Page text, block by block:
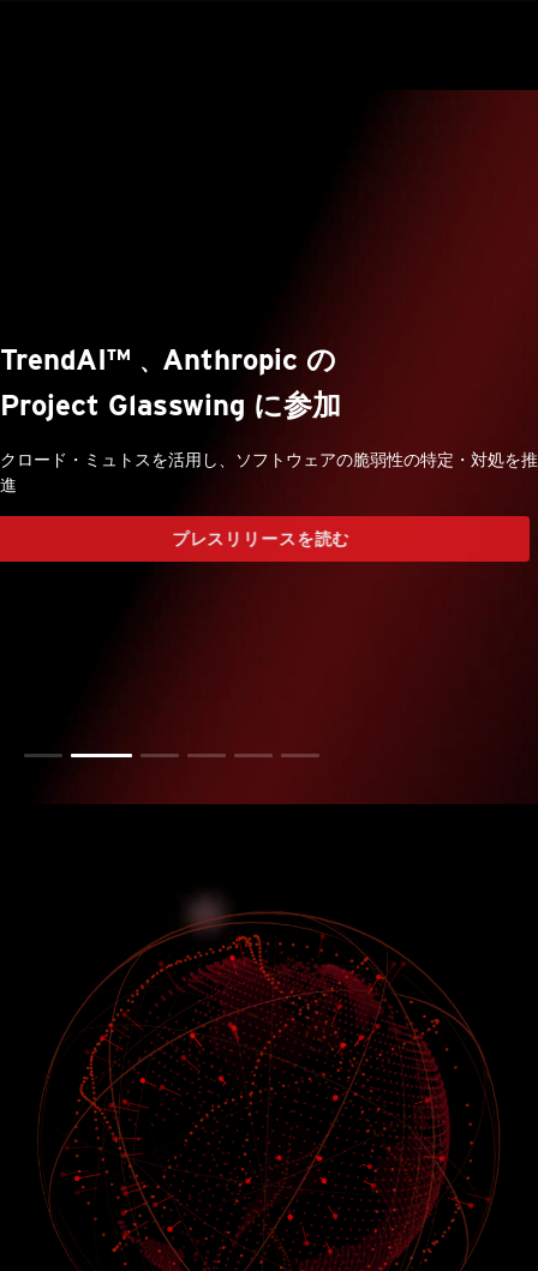
TrendAI™ 、 Anthropic の
Project Glasswing に参加
クロード・ミュトスを活用し、ソフトウェアの脆弱性の特定・対処を推
進
プレスリリースを読む